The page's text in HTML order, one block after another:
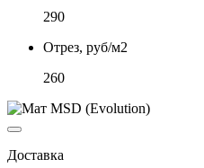
290
Отрез, руб/м2
260
Доставка